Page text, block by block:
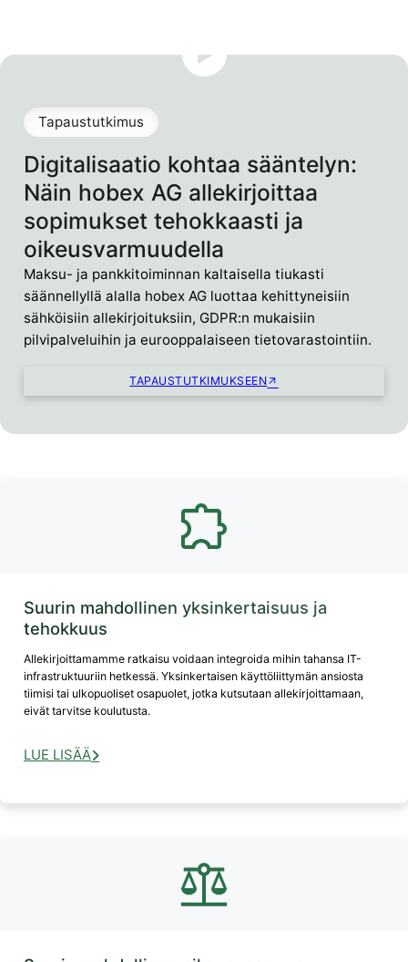
Digitalisaatio kohtaa sääntelyn:
Näin hobex AG allekirjoittaa
sopimukset tehokkaasti ja
oikeusvarmuudella
Tapaustutkimus
Maksu- ja pankkitoiminnan kaltaisella tiukasti
säännellyllä alalla hobex AG luottaa kehittyneisiin
sähköisiin allekirjoituksiin, GDPR:n mukaisiin
pilvipalveluihin ja eurooppalaiseen tietovarastointiin.
TAPAUSTUTKIMUKSEEN
Suurin mahdollinen yksinkertaisuus ja
tehokkuus
Allekirjoittamamme ratkaisu voidaan integroida mihin tahansa IT-
infrastruktuuriin hetkessä. Yksinkertaisen käyttöliittymän ansiosta
tiimisi tai ulkopuoliset osapuolet, jotka kutsutaan allekirjoittamaan,
eivät tarvitse koulutusta.
LUE LISÄÄ